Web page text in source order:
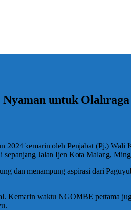
untuk Olahraga
2024 kemarin oleh Penjabat (Pj.) Wali
sepanjang Jalan Ijen Kota Malang,
dan menampung aspirasi dari
Kemarin waktu NGOMBE pertama